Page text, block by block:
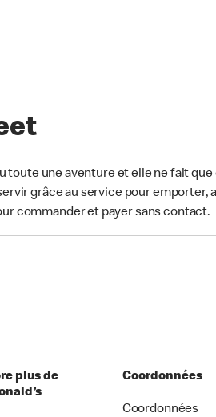
toute une aventure et elle ne fait
grâce au service pour emporter,
commander et payer sans contact.
plus de
Coordonnées
Coordonnées